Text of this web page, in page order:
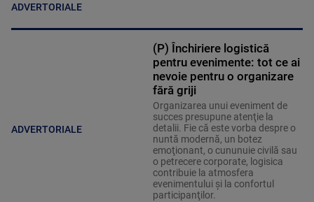
ADVERTORIALE
ADVERTORIALE
(P) Închiriere logistică
pentru evenimente: tot ce ai
nevoie pentru o organizare
fără griji
Organizarea unui eveniment de
succes presupune atenţie la
detalii. Fie că este vorba despre o
nuntă modernă, un botez
emoţionant, o cununuie civilă sau
o petrecere corporate, logisica
contribuie la atmosfera
evenimentului şi la confortul
participanţilor.